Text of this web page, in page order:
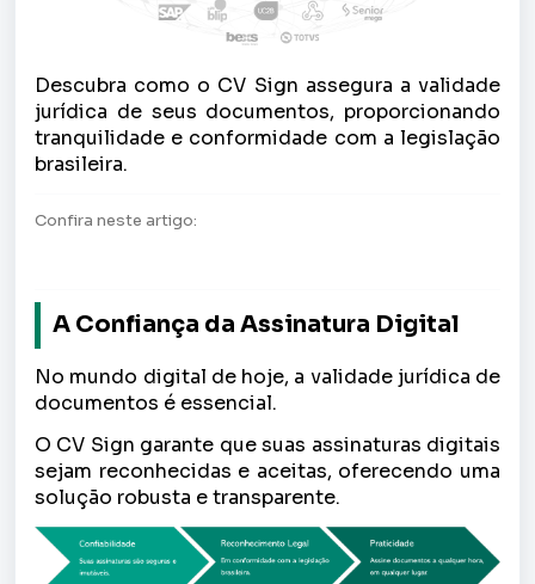
Descubra como o CV Sign assegura a validade
jurídica de seus documentos, proporcionando
tranquilidade e conformidade com a legislação
brasileira.
Confira neste artigo:
A Confiança da Assinatura Digital
No mundo digital de hoje, a validade jurídica de
documentos é essencial.
O CV Sign garante que suas assinaturas digitais
sejam reconhecidas e aceitas, oferecendo uma
solução robusta e transparente.